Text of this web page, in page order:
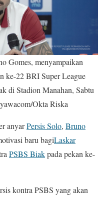
Gomes, menyampaikan
ke-22 BRI Super League
di Stadion Manahan, Sabtu
Okta Riska
anyarPersis Solo, Bruno
baru bagiLaskar
PSBS Biakpada pekan ke-
kontra PSBS yang akan